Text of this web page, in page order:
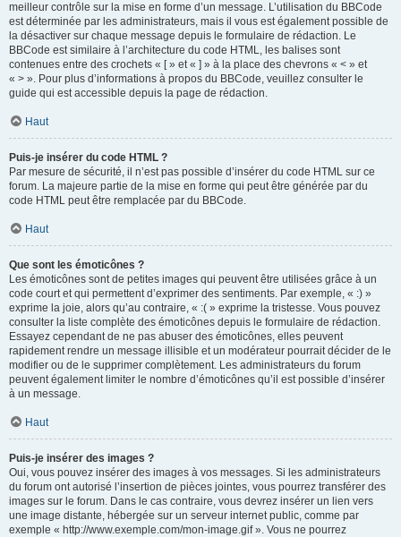
meilleur contrôle sur la mise en forme d’un message. L’utilisation du BBCode
est déterminée par les administrateurs, mais il vous est également possible de
la désactiver sur chaque message depuis le formulaire de rédaction. Le
BBCode est similaire à l’architecture du code HTML, les balises sont
contenues entre des crochets « [ » et « ] » à la place des chevrons « < » et
« > ». Pour plus d’informations à propos du BBCode, veuillez consulter le
guide qui est accessible depuis la page de rédaction.
Haut
Puis-je insérer du code HTML ?
Par mesure de sécurité, il n’est pas possible d’insérer du code HTML sur ce
forum. La majeure partie de la mise en forme qui peut être générée par du
code HTML peut être remplacée par du BBCode.
Haut
Que sont les émoticônes ?
Les émoticônes sont de petites images qui peuvent être utilisées grâce à un
code court et qui permettent d’exprimer des sentiments. Par exemple, « :) »
exprime la joie, alors qu’au contraire, « :( » exprime la tristesse. Vous pouvez
consulter la liste complète des émoticônes depuis le formulaire de rédaction.
Essayez cependant de ne pas abuser des émoticônes, elles peuvent
rapidement rendre un message illisible et un modérateur pourrait décider de le
modifier ou de le supprimer complètement. Les administrateurs du forum
peuvent également limiter le nombre d’émoticônes qu’il est possible d’insérer
à un message.
Haut
Puis-je insérer des images ?
Oui, vous pouvez insérer des images à vos messages. Si les administrateurs
du forum ont autorisé l’insertion de pièces jointes, vous pourrez transférer des
images sur le forum. Dans le cas contraire, vous devrez insérer un lien vers
une image distante, hébergée sur un serveur internet public, comme par
exemple « http://www.exemple.com/mon-image.gif ». Vous ne pourrez